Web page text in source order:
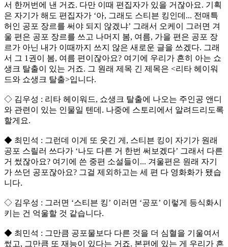
서 한꺼번에 낸 거죠. 다만 이때 편집자가 있을 거잖아요. 기획
은 자기가 해도 편집자가 ‘아, 그래도 스티븐 킹인데... 전매특
허인 공포 장르를 써야 되지 않겠냐’ 그래서 오케이 그러면 겨
울 편은 공포 장르를 쓰고 나머지 봄, 여름, 가을 편은 공포 장
르가 아닌 내가 이때까지 쓰지 않은 새로운 글을 쓰겠다. 그래
서 그 1권이 봄, 여름 편이잖아요? 여기에 우리가 흔히 아는 쇼
생크 탈출이 있는 거죠. 그 원래 제목 긴 제목은 <리타 헤이워
드와 쇼생크 탈출>입니다.
◇ 김우성 : 리타 헤이워드, 쇼생크 탈출에 나오는 주인공 앤디
와 관련이 있는 인물일 텐데. 나중에 스토리에서 알려드리도록
할게요.
◆ 최민석 : 그런데 이게 또 웃긴 게, 스티븐 킹이 자기가 원래
공포 스릴러 쓰다가 ‘나도 다른 거 한번 써보겠다’ 그래서 다른
거 썼잖아요? 여기에 쓴 중편 소설들이... 겨울편은 원래 자기
가 쓰던 공포잖아요? 그걸 제외하고는 세 편 다 영화화가 됐습
니다.
◇ 김우성 : 그러면 ‘스티븐 킹’ 이러면 ‘공포’ 이렇게 등식화시
키는 건 억울할 것 같습니다.
◆ 최민석 : 그만큼 공포물보다 다른 것을 더 심혈을 기울여서
썼고, 그만큼 또 재능이 있다는 거죠. 본편에 있는 게 우리가 흔